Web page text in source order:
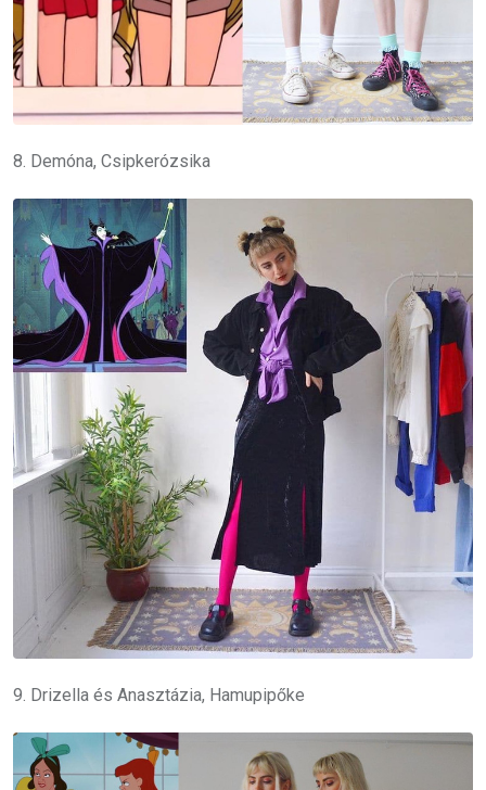
8. Demóna, Csipkerózsika
9. Drizella és Anasztázia, Hamupipőke